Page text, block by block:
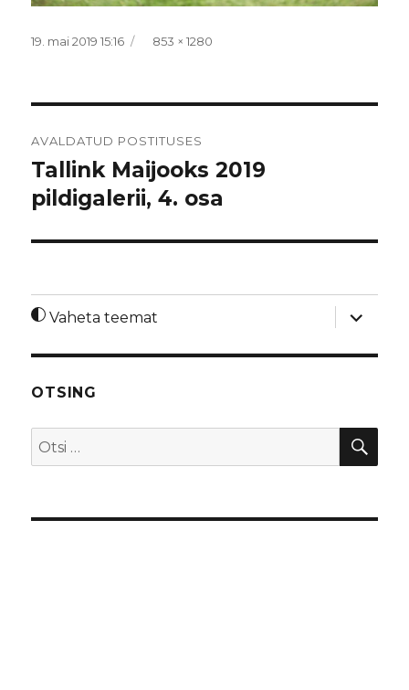
Postitatud
19. mai 2019 15:16 Täissuurus
853 × 1280
AVALDATUD POSTITUSES
Tallink Maijooks 2019
pildigalerii, 4. osa
Vaheta teemat
laienda
OTSING
Otsi: